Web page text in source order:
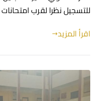
للتسجيل نظرا لقرب
اقرأ المزيد